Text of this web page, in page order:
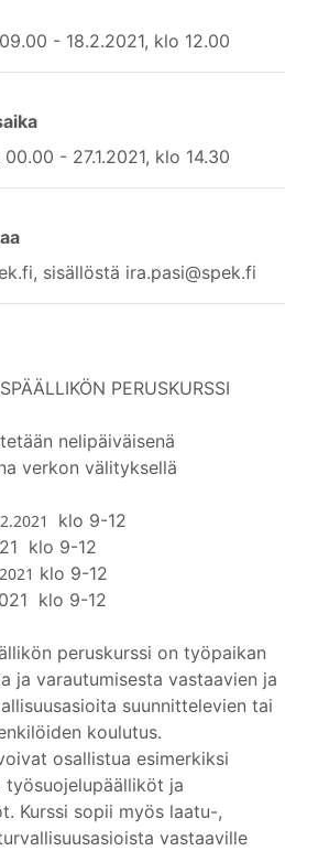
- 18.2.2021, klo 12.00
00.00 - 27.1.2021, klo 14.30
sisällöstä ira.pasi@spek.fi
PERUSKURSSI
nelipäiväisenä
verkon välityksellä
klo 9-12
klo 9-12
klo 9-12
klo 9-12
peruskurssi on työpaikan
ja varautumisesta vastaavien ja
suunnittelevien tai
koulutus.
osallistua esimerkiksi
työsuojelupäälliköt ja
Kurssi sopii myös laatu-,
vastaaville